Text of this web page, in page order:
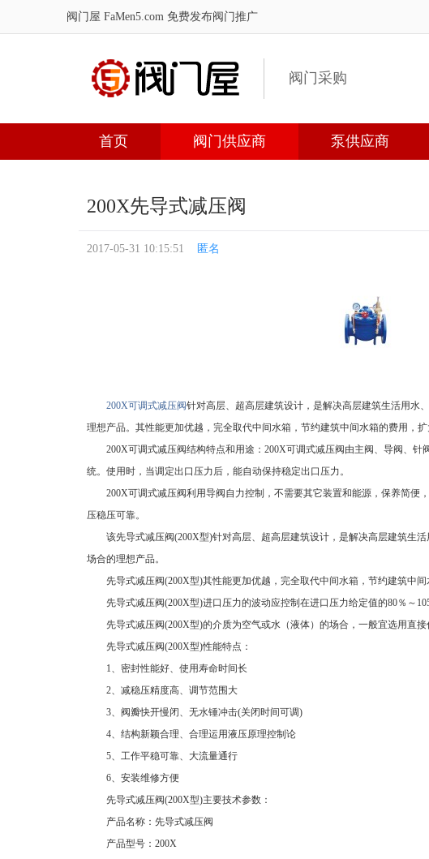
阀门屋 FaMen5.com 免费发布阀门推广
阀门采购
首页 阀门供应商 泵供应商
200X先导式减压阀
2017-05-31 10:15:51 匿名
200X可调式减压阀针对高层、超高层建筑设计，是解决高层建筑生活用水
理想产品。其性能更加优越，完全取代中间水箱，节约建筑中间水箱的费用，扩
200X可调式减压阀结构特点和用途：200X可调式减压阀由主阀、导阀、针
统。使用时，当调定出口压力后，能自动保持稳定出口压力。
200X可调式减压阀利用导阀自力控制，不需要其它装置和能源，保养简便
压稳压可靠。
该先导式减压阀(200X型)针对高层、超高层建筑设计，是解决高层建筑生
场合的理想产品。
先导式减压阀(200X型)其性能更加优越，完全取代中间水箱，节约建筑中间
先导式减压阀(200X型)进口压力的波动应控制在进口压力给定值的80％～
先导式减压阀(200X型)的介质为空气或水（液体）的场合，一般宜选用直
先导式减压阀(200X型)性能特点：
1、密封性能好、使用寿命时间长
2、减稳压精度高、调节范围大
3、阀瓣快开慢闭、无水锤冲击(关闭时间可调)
4、结构新颖合理、合理运用液压原理控制论
5、工作平稳可靠、大流量通行
6、安装维修方便
先导式减压阀(200X型)主要技术参数：
产品名称：先导式减压阀
产品型号：200X